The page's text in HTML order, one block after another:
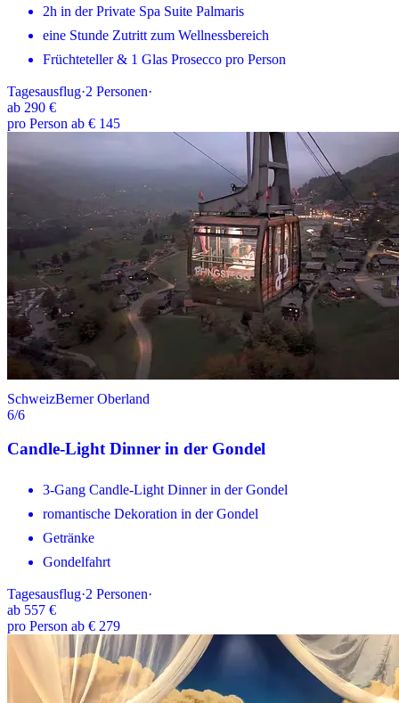
2h in der Private Spa Suite Palmaris
eine Stunde Zutritt zum Wellnessbereich
Früchteteller & 1 Glas Prosecco pro Person
Tagesausflug·2 Personen·
ab 290 €
pro Person ab € 145
SchweizBerner Oberland
6/6
Candle-Light Dinner in der Gondel
3-Gang Candle-Light Dinner in der Gondel
romantische Dekoration in der Gondel
Getränke
Gondelfahrt
Tagesausflug·2 Personen·
ab 557 €
pro Person ab € 279